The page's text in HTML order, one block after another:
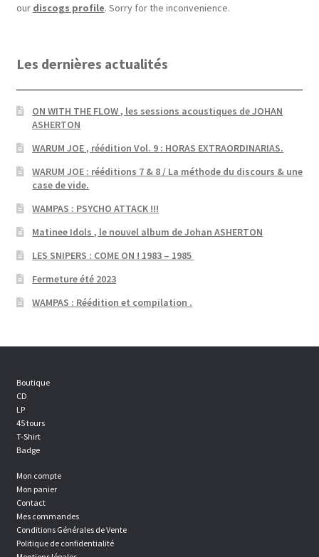
our discogs profile. Sorry for the inconvenience.
Les dernières actualités
ON WITH THE FLOW , les sessions acoustiques de JOHAN
ASHERTON
WARUM JOE , réédition Vol. 9 : HORAS EXTRAORDINARIAS.
WARUM JOE : rééditions 7 & 8 / La méthode du discours & une
case de vide.
WAMPAS : PSYCHO ATTACK !!!
Matinee Idols , le nouvel album de Johan ASHERTON
LES SNIPERS : COME ON ! 1983 – 1985
Fermeture été 2023
WAMPAS : Réédition et compilation .
Boutique
CD
LP
45 tours
T-Shirt
Badge
Mon compte
Mon panier
Contact
Mes commandes
Conditions Générales de Vente
Politique de confidentialité